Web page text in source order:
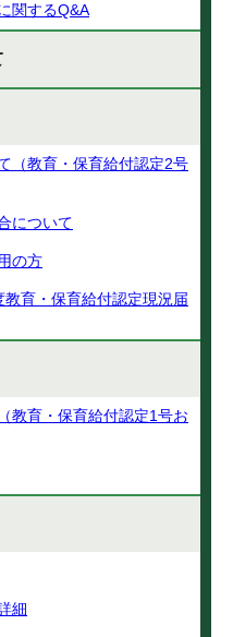
関するQ&A
（教育・保育給付認定2号
について
の方
教育・保育給付認定現況届
教育・保育給付認定1号お
細